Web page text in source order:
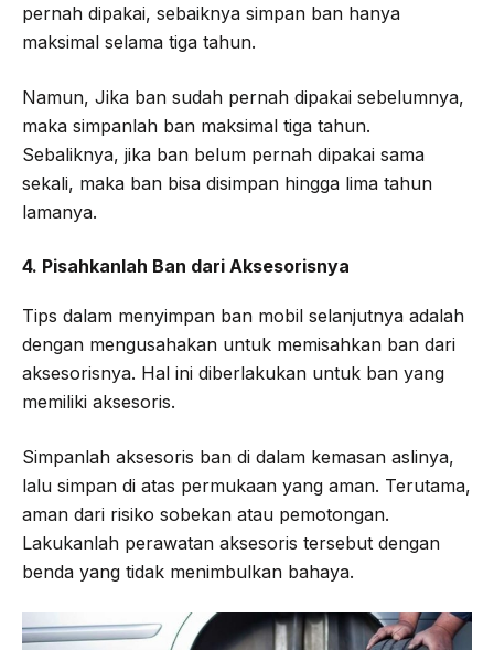
pernah dipakai, sebaiknya simpan ban hanya
maksimal selama tiga tahun.
Namun, Jika ban sudah pernah dipakai sebelumnya,
maka simpanlah ban maksimal tiga tahun.
Sebaliknya, jika ban belum pernah dipakai sama
sekali, maka ban bisa disimpan hingga lima tahun
lamanya.
4. Pisahkanlah Ban dari Aksesorisnya
Tips dalam menyimpan ban mobil selanjutnya adalah
dengan mengusahakan untuk memisahkan ban dari
aksesorisnya. Hal ini diberlakukan untuk ban yang
memiliki aksesoris.
Simpanlah aksesoris ban di dalam kemasan aslinya,
lalu simpan di atas permukaan yang aman. Terutama,
aman dari risiko sobekan atau pemotongan.
Lakukanlah perawatan aksesoris tersebut dengan
benda yang tidak menimbulkan bahaya.